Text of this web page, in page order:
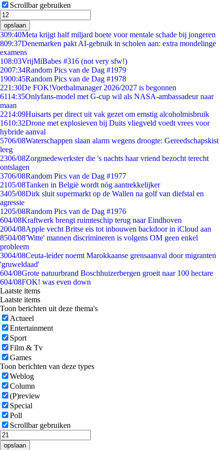
Scrollbar gebruiken
opslaan
309:40Meta krijgt half miljard boete voor mentale schade bij jongeren
809:37Denemarken pakt AI-gebruik in scholen aan: extra mondelinge
examens
108:03VrijMiBabes #316 (not very sfw!)
2007:34Random Pics van de Dag #1979
1900:45Random Pics van de Dag #1978
221:30De FOK!Voetbalmanager 2026/2027 is begonnen
6114:35Onlyfans-model met G-cup wil als NASA-ambassadeur naar
maan
2214:09Huisarts per direct uit vak gezet om ernstig alcoholmisbruik
1610:32Drone met explosieven bij Duits vliegveld voedt vrees voor
hybride aanval
5706/08Waterschappen slaan alarm wegens droogte: Gereedschapskist
leeg
2306/08Zorgmedewerkster die 's nachts haar vriend bezocht terecht
ontslagen
3706/08Random Pics van de Dag #1977
2105/08Tanken in België wordt nóg aantrekkelijker
3405/08Dirk sluit supermarkt op de Wallen na golf van diefstal en
agressie
1205/08Random Pics van de Dag #1976
604/08Kraftwerk brengt ruimteschip terug naar Eindhoven
2004/08Apple vecht Britse eis tot inbouwen backdoor in iCloud aan
8504/08'Witte' mannen discrimineren is volgens OM geen enkel
probleem
3004/08Ceuta-leider noemt Marokkaanse grensaanval door migranten
'gruweldaad'
604/08Grote natuurbrand Boschhuizerbergen groeit naar 100 hectare
604/08FOK! was even down
Laatste items
Laatste items
Toon berichten uit deze thema's
Actueel
Entertainment
Sport
Film & Tv
Games
Toon berichten van deze types
Weblog
Column
(P)review
Special
Poll
Scrollbar gebruiken
opslaan